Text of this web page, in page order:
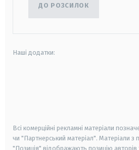
ДО РОЗСИЛОК
Наші додатки:
Всі комерційні рекламні матеріали
чи "Партнерський матеріал". Матеріали з
"Позиція" відображають позицію авторів